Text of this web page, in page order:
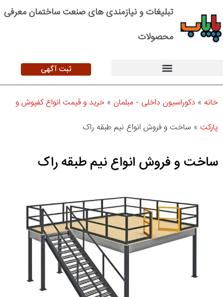
تبلیغات و نیازمندی های صنعت ساختمان معرفی
محصولات
ثبت آگهی
خانه » دکوراسیون داخلی - مبلمان » خرید و قیمت انواع کفپوش و
پارکت » ساخت و فروش انواع نیم طبقه راک
ساخت و فروش انواع نیم طبقه راک